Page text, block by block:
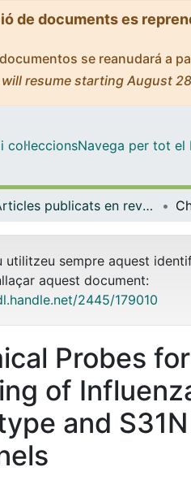
de documents es
se reanudará a
resume starting August
col·leccionsNavega per tot el
Articles publicats en revistes (Farmacologia, Toxicologia i Química Terapèutica)
utilitzeu sempre aquest
aquest document:
2445/179010
Probes for
of
and S31N